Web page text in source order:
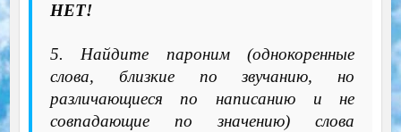
НЕТ!
5. Найдите пароним (однокоренные
слова, близкие по звучанию, но
различающиеся по написанию и не
совпадающие по значению) слова